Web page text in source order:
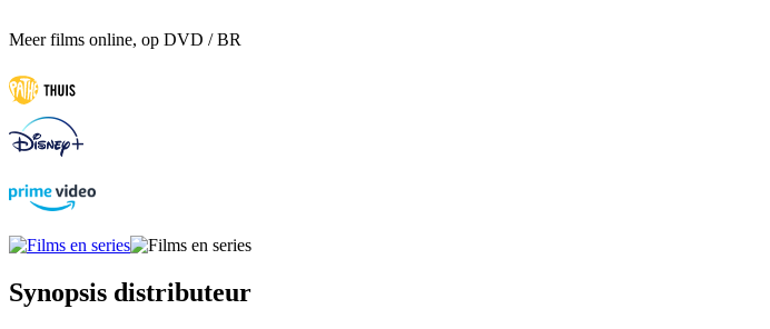
Meer films online, op DVD / BR
Synopsis distributeur